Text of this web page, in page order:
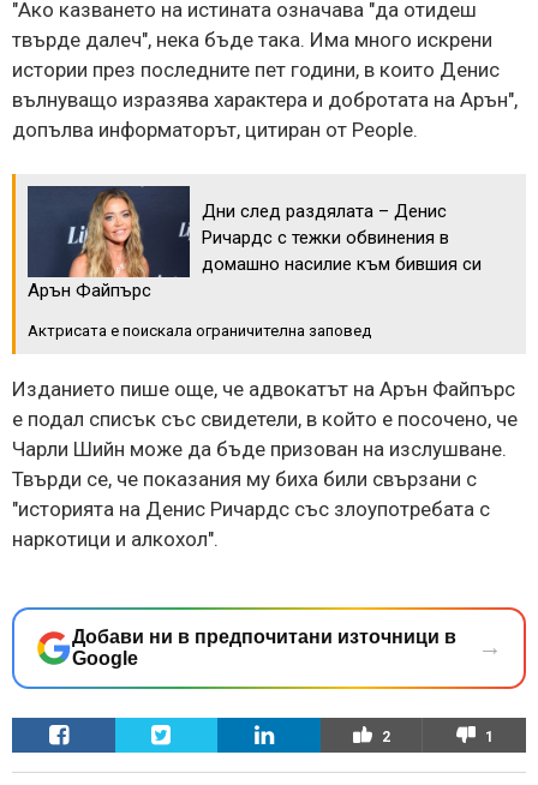
"Ако казването на истината означава "да отидеш
твърде далеч", нека бъде така. Има много искрени
истории през последните пет години, в които Денис
вълнуващо изразява характера и добротата на Арън",
допълва информаторът, цитиран от People.
Дни след раздялата – Денис
Ричардс с тежки обвинения в
домашно насилие към бившия си
Арън Файпърс
Актрисата е поискала ограничителна заповед
Изданието пише още, че адвокатът на Арън Файпърс
е подал списък със свидетели, в който е посочено, че
Чарли Шийн може да бъде призован на изслушване.
Твърди се, че показания му биха били свързани с
"историята на Денис Ричардс със злоупотребата с
наркотици и алкохол".
Добави ни в предпочитани източници в
Google
→
2 1